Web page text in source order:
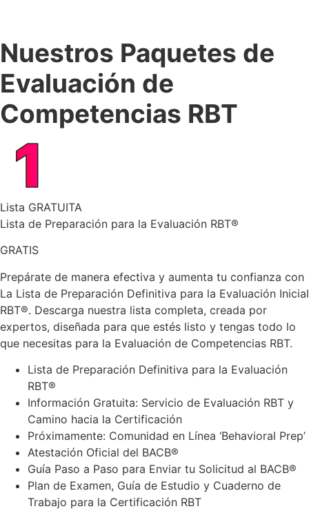
Nuestros Paquetes de
Evaluación de
Competencias RBT
Lista GRATUITA
Lista de Preparación para la Evaluación RBT®
GRATIS
Prepárate de manera efectiva y aumenta tu confianza con
La Lista de Preparación Definitiva para la Evaluación Inicial
RBT®. Descarga nuestra lista completa, creada por
expertos, diseñada para que estés listo y tengas todo lo
que necesitas para la Evaluación de Competencias RBT.
Lista de Preparación Definitiva para la Evaluación
RBT®
Información Gratuita: Servicio de Evaluación RBT y
Camino hacia la Certificación
Próximamente: Comunidad en Línea ‘Behavioral Prep’
Atestación Oficial del BACB®
Guía Paso a Paso para Enviar tu Solicitud al BACB®
Plan de Examen, Guía de Estudio y Cuaderno de
Trabajo para la Certificación RBT